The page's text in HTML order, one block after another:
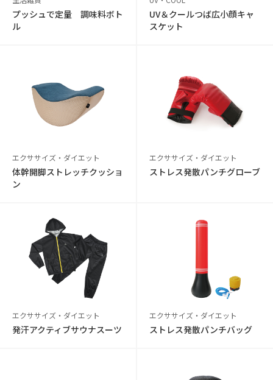
プッシュで定量 調味料ボト
ル
UV＆クールつば広小顔キャ
スケット
エクササイズ・ダイエット
体幹開脚ストレッチクッショ
ン
エクササイズ・ダイエット
ストレス発散パンチグローブ
エクササイズ・ダイエット
発汗アクティブサウナスーツ
エクササイズ・ダイエット
ストレス発散パンチバッグ